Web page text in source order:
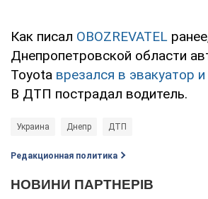
Как писал OBOZREVATEL
Днепропетровской области
Toyota врезался в эвакуатор
В ДТП пострадал водитель.
Украина Днепр ДТП
Редакционная политика